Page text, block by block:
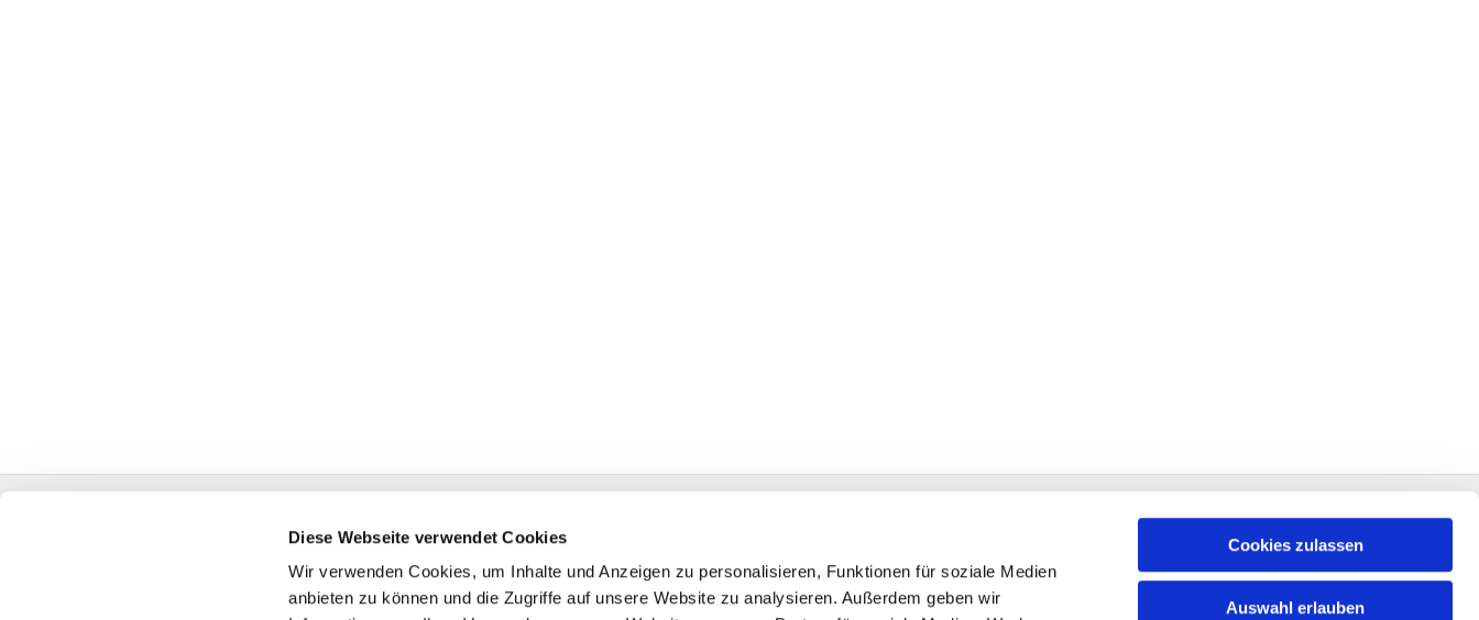
Diese Webseite verwendet Cookies
Wir verwenden Cookies, um Inhalte und Anzeigen zu personalisieren, Funktionen für soziale Medien
anbieten zu können und die Zugriffe auf unsere Website zu analysieren. Außerdem geben wir
Cookies zulassen
Auswahl erlauben